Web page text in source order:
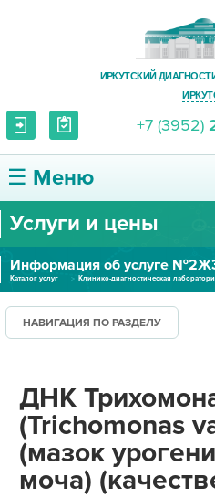
ИРКУТСКИЙ
+7 (3952)
☰ Меню
О ЦЕНТРЕ
УСЛУГИ И ЦЕНЫ
ПАЦИЕНТУ
ПРАВОВАЯ ИНФОРМАЦИЯ
Услуги и цены
Информация об услуге
Каталог услуг
Клинико-диагностическая
ДНК
НАВИГАЦИЯ ПО РАЗДЕЛУ
ДНК
(Trichomonas
(мазок
моча)